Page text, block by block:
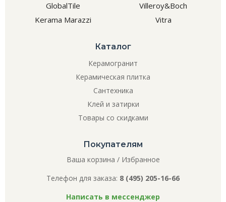
GlobalTile
Kerama Marazzi
Villeroy&Boch
Vitra
Каталог
Керамогранит
Керамическая плитка
Сантехника
Клей и затирки
Товары со скидками
Покупателям
Ваша корзина / Избранное
Телефон для заказа: 8 (495) 205-16-66
Написать в мессенджер